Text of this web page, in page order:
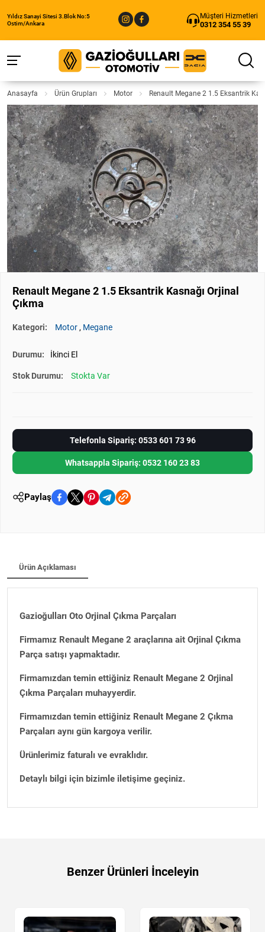
Yıldız Sanayi Sitesi 3.Blok No:5
Ostim/Ankara
Müşteri Hizmetleri
0312 354 55 39
Anasayfa Ürün Grupları Motor Renault Megane 2 1.5 Eksantrik
Renault Megane 2 1.5 Eksantrik Kasnağı Orjinal
Çıkma
Kategori: Motor , Megane
Durumu: İkinci El
Stok Durumu: Stokta Var
Telefonla Sipariş: 0533 601 73 96
Whatsappla Sipariş: 0532 160 23 83
Paylaş
Ürün Açıklaması
Gazioğulları Oto Orjinal Çıkma Parçaları
Firmamız Renault Megane 2 araçlarına ait Orjinal Çıkma
Parça satışı yapmaktadır.
Firmamızdan temin ettiğiniz Renault Megane 2 Orjinal
Çıkma Parçaları muhayyerdir.
Firmamızdan temin ettiğiniz Renault Megane 2 Çıkma
Parçaları aynı gün kargoya verilir.
Ürünlerimiz faturalı ve evraklıdır.
Detaylı bilgi için bizimle iletişime geçiniz.
Benzer Ürünleri İnceleyin